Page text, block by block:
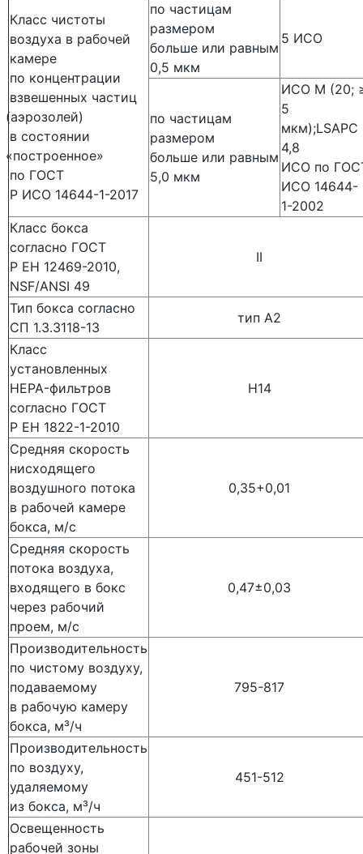
Класс чистоты
воздуха в рабочей
камере
по концентрации
взвешенных частиц
(аэрозолей)
в состоянии
«построенное»
по ГОСТ
Р ИСО 14644-1-2017
по частицам
размером
больше или равным
0,5 мкм
5 ИСО
по частицам
размером
больше или равным
5,0 мкм
ИСО М (20;
5
мкм);LSAPC
4,8
ИСО по
ИСО 14644-
1-2002
Класс бокса
согласно ГОСТ
Р ЕН 12469-2010,
NSF/ANSI 49
II
Тип бокса согласно
СП 1.3.3118-13
тип A2
Класс
установленных
HEPA-фильтров
согласно ГОСТ
Р ЕН 1822-1-2010
Н14
Средняя скорость
нисходящего
воздушного потока
в рабочей камере
бокса, м/c
0,35+0,01
Средняя скорость
потока воздуха,
входящего в бокс
через рабочий
проем, м/с
0,47±0,03
Производительность
по чистому воздуху,
подаваемому
в рабочую камеру
бокса, м³/ч
795-817
Производительность
по воздуху,
удаляемому
из бокса, м³/ч
451-512
Освещенность
рабочей зоны